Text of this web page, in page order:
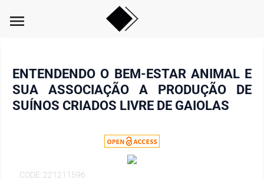
menu
ENTENDENDO O BEM-ESTAR ANIMAL E
SUA ASSOCIAÇÃO A PRODUÇÃO DE
SUÍNOS CRIADOS LIVRE DE GAIOLAS
CODE: 221211596